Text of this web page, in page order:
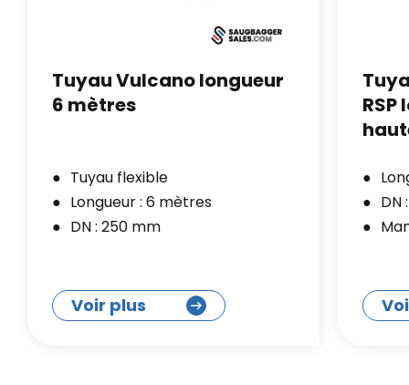
Tuyau Vulcano longueur
6 mètres
Tuyau flexible
Longueur : 6 mètres
DN : 250 mm
Voir plus
DN